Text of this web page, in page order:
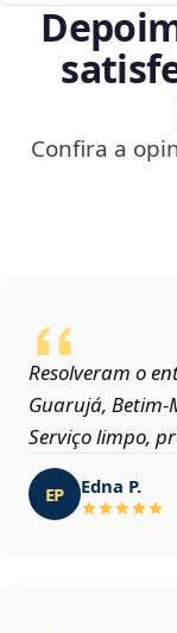
Confira a
Resolveram o
Guarujá,
Serviço limpo,
EP Edna P.